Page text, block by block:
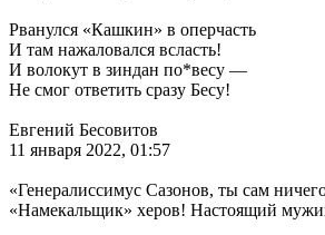
Рванулся «Кашкин» в оперчасть
И там нажаловался всласть!
И волокут в зиндан по*весу —
Не смог ответить сразу Бесу!
Евгений Бесовитов
11 января 2022, 01:57
«Генералиссимус Сазонов, ты сам
«Намекальщик» херов! Настоящий